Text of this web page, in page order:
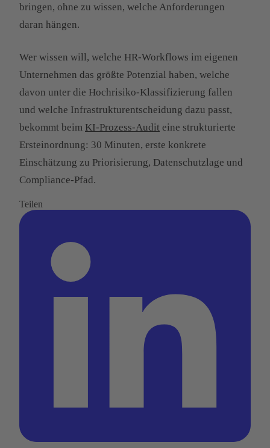
bringen, ohne zu wissen, welche Anforderungen
daran hängen.
Wer wissen will, welche HR-Workflows im eigenen
Unternehmen das größte Potenzial haben, welche
davon unter die Hochrisiko-Klassifizierung fallen
und welche Infrastrukturentscheidung dazu passt,
bekommt beim KI-Prozess-Audit eine strukturierte
Ersteinordnung: 30 Minuten, erste konkrete
Einschätzung zu Priorisierung, Datenschutzlage und
Compliance-Pfad.
Teilen